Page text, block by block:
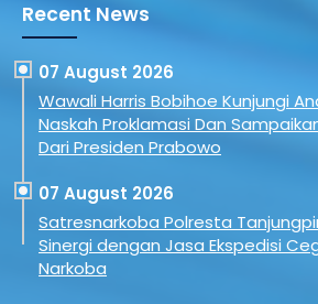
Recent News
07 August 2026
Wawali Harris Bobihoe Kunjungi
Naskah Proklamasi Dan
Dari Presiden Prabowo
07 August 2026
Satresnarkoba Polresta
Sinergi dengan Jasa Ekspedisi
Narkoba